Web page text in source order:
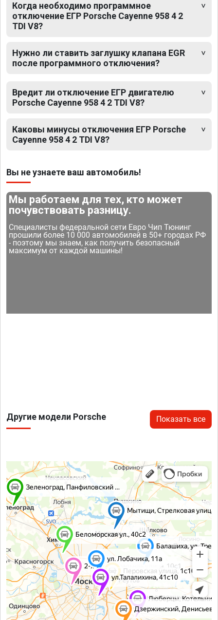
Когда необходимо программное
отключение ЕГР Porsche Cayenne 958 4 2
TDI V8?
Нужно ли ставить заглушку клапана EGR
после программного отключения?
Вредит ли отключение ЕГР двигателю
Porsche Cayenne 958 4 2 TDI V8?
Каковы минусы отключения ЕГР Porsche
Cayenne 958 4 2 TDI V8?
Вы не узнаете ваш автомобиль!
Мы работаем для тех, кто может
почувствовать разницу.
Специалисты федеральной сети Евро Чип Тюнинг
прошили более 10 000 автомобилей в 50+ городах РФ
- поэтому мы знаем, как получить безопасный
максимум от каждой машины!
Другие модели Porsche Показать все